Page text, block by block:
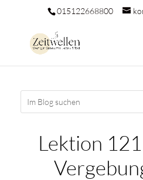
015122668800
Lektion